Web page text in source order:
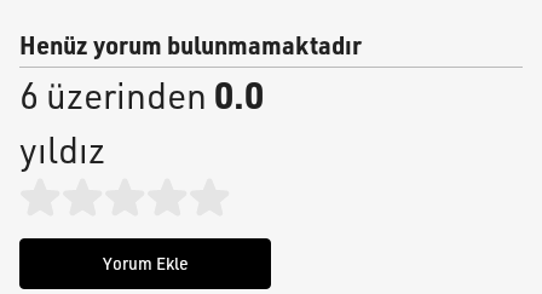
Henüz yorum bulunmamaktadır
6 üzerinden 0.0
yıldız
Yorum Ekle